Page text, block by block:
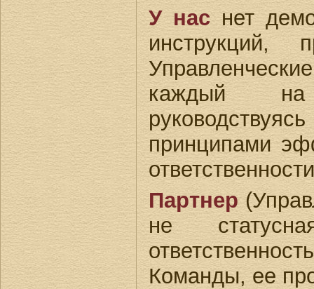
У наснет
инструкций,
каждый
принципами
Партнер
не
Команды, ее